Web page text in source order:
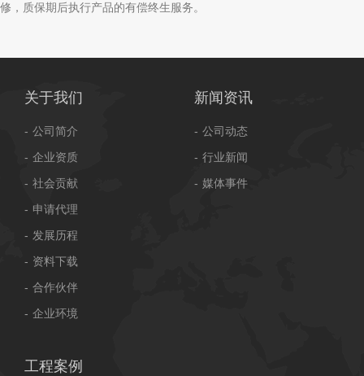
修，质保期后执行产品的有偿终生服务。
关于我们
公司简介
企业资质
社会贡献
申请代理
发展历程
资料下载
合作伙伴
企业环境
新闻资讯
公司动态
行业新闻
媒体事件
工程案例